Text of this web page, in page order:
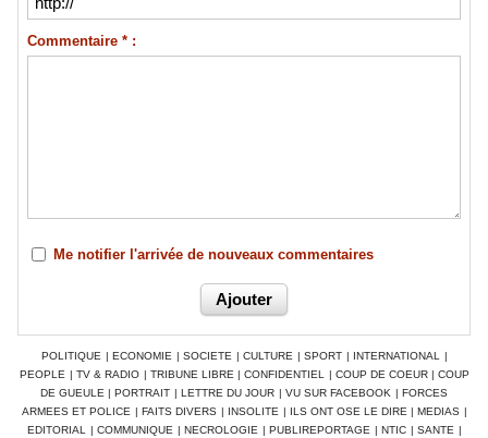
Commentaire * :
Me notifier l'arrivée de nouveaux commentaires
POLITIQUE | ECONOMIE | SOCIETE | CULTURE | SPORT | INTERNATIONAL
|
PEOPLE | TV & RADIO | TRIBUNE LIBRE | CONFIDENTIEL | COUP DE COEUR | COUP
DE GUEULE | PORTRAIT | LETTRE DU JOUR | VU SUR FACEBOOK | FORCES
ARMEES ET POLICE | FAITS DIVERS | INSOLITE | ILS ONT OSE LE DIRE | MEDIAS |
EDITORIAL
| COMMUNIQUE | NECROLOGIE | PUBLIREPORTAGE | NTIC | SANTE |